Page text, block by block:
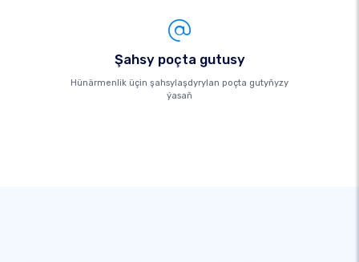
Şahsy poçta gutusy
Hünärmenlik üçin şahsylaşdyrylan poçta gutyňyzy
ýasaň